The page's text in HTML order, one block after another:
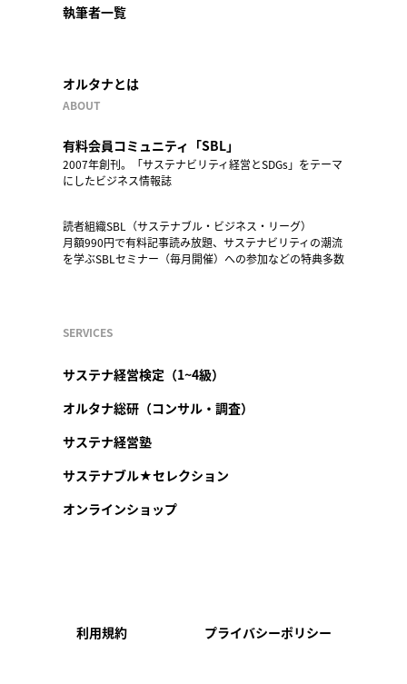
執筆者一覧
オルタナとは
ABOUT
有料会員コミュニティ「SBL」
2007年創刊。「サステナビリティ経営とSDGs」をテーマ
にしたビジネス情報誌
読者組織SBL（サステナブル・ビジネス・リーグ）
月額990円で有料記事読み放題、サステナビリティの潮流
を学ぶSBLセミナー（毎月開催）への参加などの特典多数
SERVICES
サステナ経営検定（1~4級）
オルタナ総研（コンサル・調査）
サステナ経営塾
サステナブル★セレクション
オンラインショップ
利用規約 プライバシーポリシー